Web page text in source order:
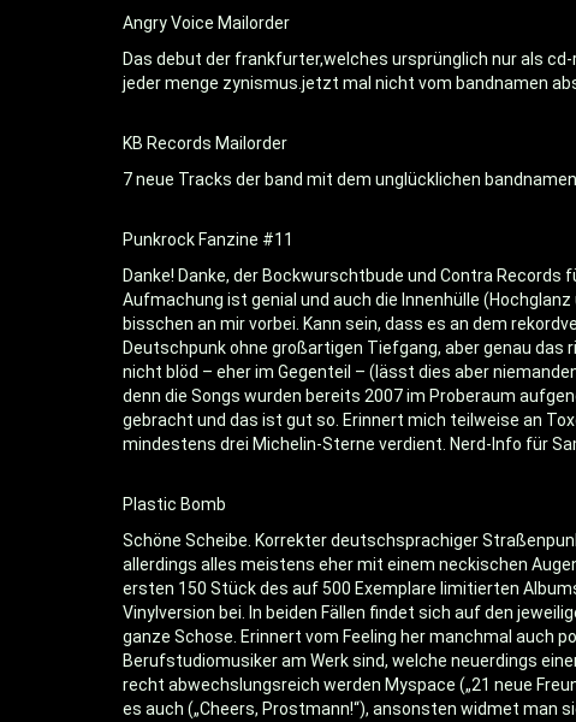
Angry Voice Mailorder
Das debut der frankfurter,welches ursprünglich nur als
jeder menge zynismus.jetzt mal nicht vom bandnamen
KB Records Mailorder
7 neue Tracks der band mit dem unglücklichen
Punkrock Fanzine #11
Danke! Danke, der Bockwurschtbude und Contra
Aufmachung ist genial und auch die Innenhülle
bisschen an mir vorbei. Kann sein, dass es an dem
Deutschpunk ohne großartigen Tiefgang, aber genau
nicht blöd – eher im Gegenteil – (lässt dies aber
denn die Songs wurden bereits 2007 im Proberaum
gebracht und das ist gut so. Erinnert mich teilweise an
mindestens drei Michelin-Sterne verdient. Nerd-Info für
Plastic Bomb
Schöne Scheibe. Korrekter deutschsprachiger Straßenpunk
allerdings alles meistens eher mit einem neckischen
ersten 150 Stück des auf 500 Exemplare limitierten
Vinylversion bei. In beiden Fällen findet sich auf den
ganze Schose. Erinnert vom Feeling her manchmal auch
Berufstudiomusiker am Werk sind, welche neuerdings
recht abwechslungsreich werden Myspace („21 neue
es auch („Cheers, Prostmann!“), ansonsten widmet man